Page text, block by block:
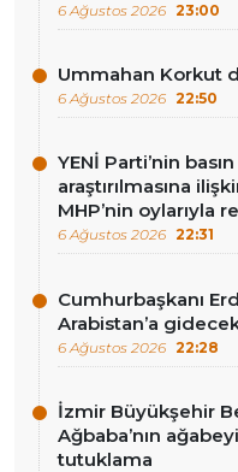
6 Ağustos 2026 23:00
Ummahan Korkut
6 Ağustos 2026 22:50
YENİ Parti’nin
araştırılmasına
MHP’nin oylarıyla
6 Ağustos 2026 22:31
Cumhurbaşkanı
Arabistan’a
6 Ağustos 2026 22:28
İzmir Büyükşehir
Ağbaba’nın
tutuklama